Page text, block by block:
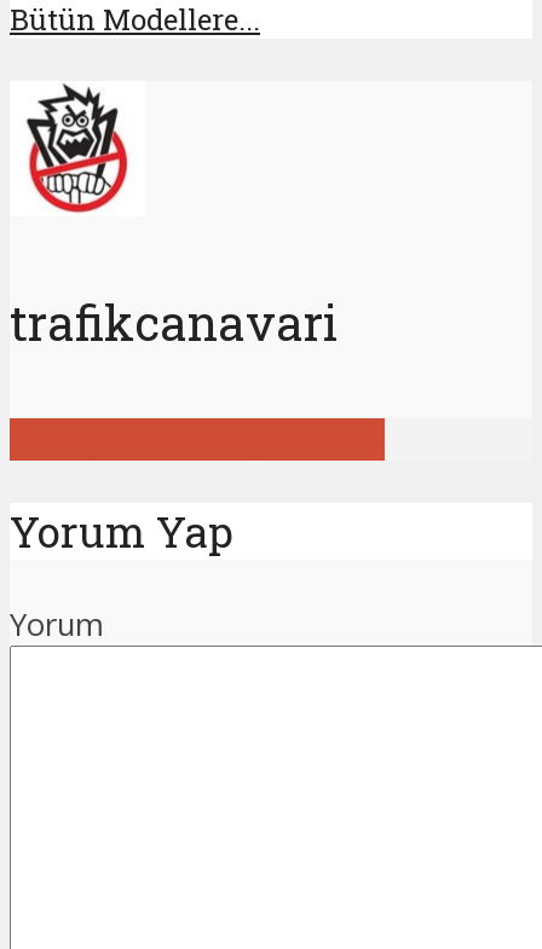
Bütün Modellere...
trafikcanavari
Yorum Yap
Yorum